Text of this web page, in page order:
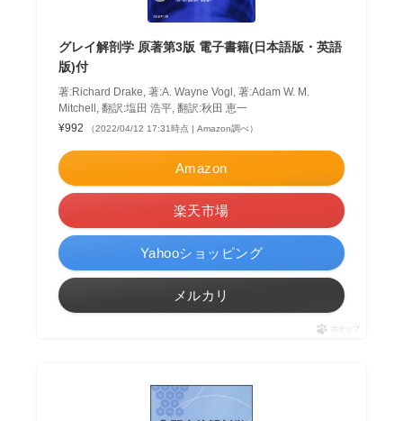
グレイ解剖学 原著第3版 電子書籍(日本語版・英語
版)付
著:Richard Drake, 著:A. Wayne Vogl, 著:Adam W. M.
Mitchell, 翻訳:塩田 浩平, 翻訳:秋田 恵一
¥992
（2022/04/12 17:31時点 | Amazon調べ）
Amazon
楽天市場
Yahooショッピング
メルカリ
ポチップ